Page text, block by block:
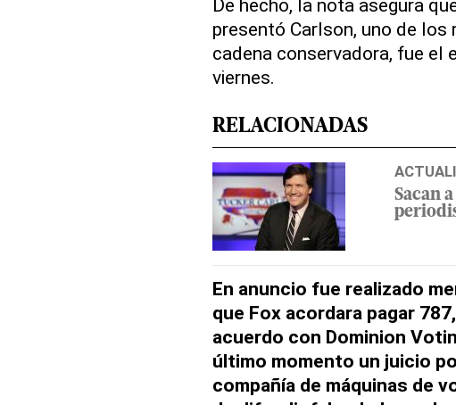
De hecho, la nota asegura
presentó Carlson, uno de
cadena conservadora, fue el
viernes.
RELACIONADAS
Sacan
En anuncio fue realizado
que Fox acordara pagar
acuerdo con Dominion
último momento un juicio
compañía de máquinas de